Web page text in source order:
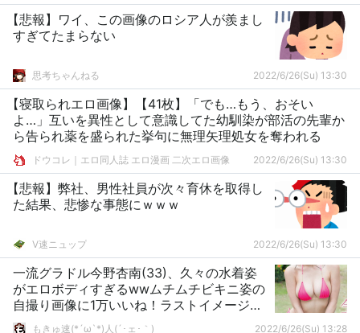
【悲報】ワイ、この画像のロシア人が羨まし
すぎてたまらない
思考ちゃんねる 2022/6/26(Su) 13:30
【寝取られエロ画像】【41枚】「でも…もう、おそい
よ…」互いを異性として意識してた幼馴染が部活の先輩か
ら告られ薬を盛られた挙句に無理矢理処女を奪われる
ドウコレ｜エロ同人誌 エロ漫画 二次エロ画像 2022/6/26(Su) 13:30
【悲報】弊社、男性社員が次々育休を取得し
た結果、悲惨な事態にｗｗｗ
V速ニュップ 2022/6/26(Su) 13:30
一流グラドル今野杏南(33)、久々の水着姿
がエロボディすぎるwwムチムチビキニ姿の
自撮り画像に1万いいね！ラストイメージ
DVD動画あり
もきゅ速(*´ω`*)人(´･ェ･｀) 2022/6/26(Su) 13:28